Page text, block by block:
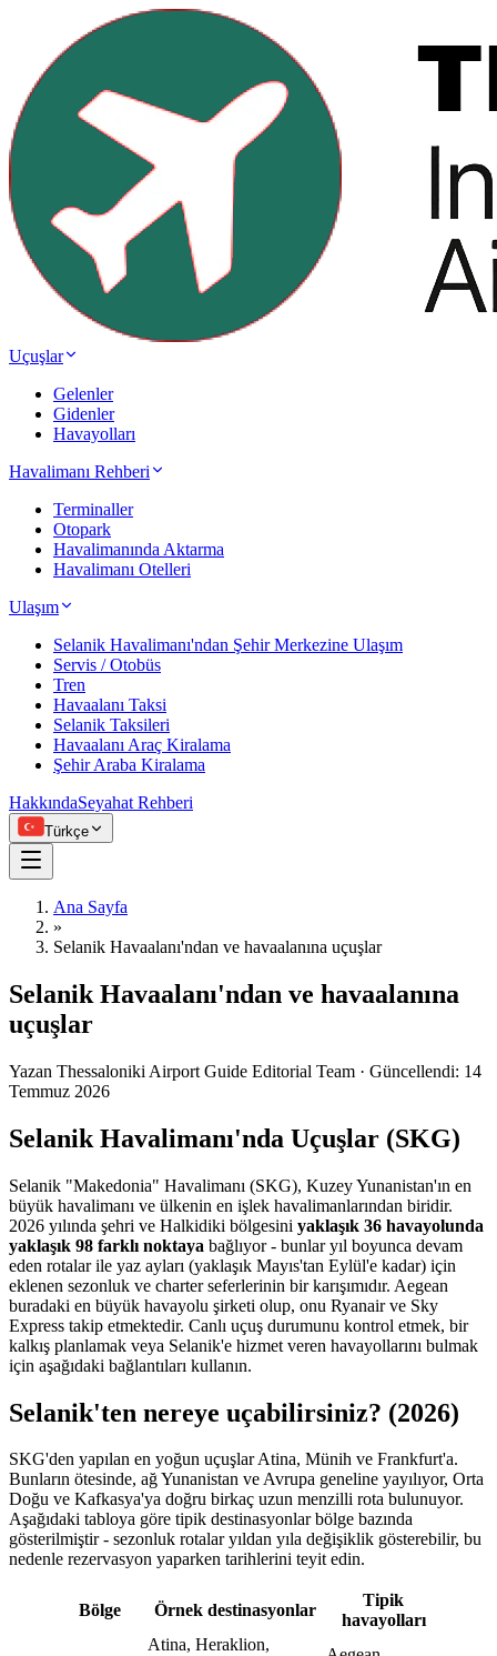
Uçuşlar
Gelenler
Gidenler
Havayolları
Havalimanı Rehberi
Terminaller
Otopark
Havalimanında Aktarma
Havalimanı Otelleri
Ulaşım
Selanik Havalimanı'ndan Şehir Merkezine Ulaşım
Servis / Otobüs
Tren
Havaalanı Taksi
Selanik Taksileri
Havaalanı Araç Kiralama
Şehir Araba Kiralama
HakkındaSeyahat Rehberi
Türkçe
Ana Sayfa
»
Selanik Havaalanı'ndan ve havaalanına uçuşlar
Selanik Havaalanı'ndan ve havaalanına
uçuşlar
Yazan Thessaloniki Airport Guide Editorial Team · Güncellendi: 14
Temmuz 2026
Selanik Havalimanı'nda Uçuşlar (SKG)
Selanik "Makedonia" Havalimanı (SKG), Kuzey Yunanistan'ın en
büyük havalimanı ve ülkenin en işlek havalimanlarından biridir.
2026 yılında şehri ve Halkidiki bölgesini yaklaşık 36 havayolunda
yaklaşık 98 farklı noktaya bağlıyor - bunlar yıl boyunca devam
eden rotalar ile yaz ayları (yaklaşık Mayıs'tan Eylül'e kadar) için
eklenen sezonluk ve charter seferlerinin bir karışımıdır. Aegean
buradaki en büyük havayolu şirketi olup, onu Ryanair ve Sky
Express takip etmektedir. Canlı uçuş durumunu kontrol etmek, bir
kalkış planlamak veya Selanik'e hizmet veren havayollarını bulmak
için aşağıdaki bağlantıları kullanın.
Selanik'ten nereye uçabilirsiniz? (2026)
SKG'den yapılan en yoğun uçuşlar Atina, Münih ve Frankfurt'a.
Bunların ötesinde, ağ Yunanistan ve Avrupa geneline yayılıyor, Orta
Doğu ve Kafkasya'ya doğru birkaç uzun menzilli rota bulunuyor.
Aşağıdaki tabloya göre tipik destinasyonlar bölge bazında
gösterilmiştir - sezonluk rotalar yıldan yıla değişiklik gösterebilir, bu
nedenle rezervasyon yaparken tarihlerini teyit edin.
Bölge Örnek destinasyonlar
Tipik
havayolları
Atina, Heraklion,